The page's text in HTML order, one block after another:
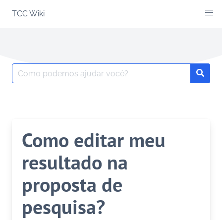
TCC Wiki
Search
for:
Como editar meu
resultado na
proposta de
pesquisa?